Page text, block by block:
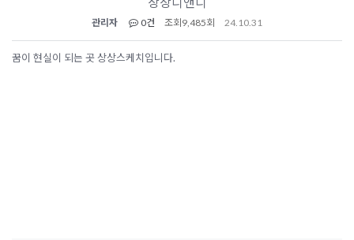
관리자 0건 조회 9,485회 24.10.31
꿈이 현실이 되는 곳 상상스케치입니다.